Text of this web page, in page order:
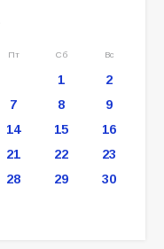
Пт Сб Вс
1
2
7 8
9
14 15
16
21 22
23
28 29 30